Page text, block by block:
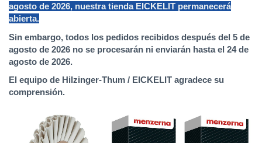
agosto de 2026, nuestra tienda EICKELIT permanecerá
abierta.
Sin embargo, todos los pedidos recibidos después del 5 de
agosto de 2026 no se procesarán ni enviarán hasta el 24 de
agosto de 2026.
El equipo de Hilzinger-Thum / EICKELIT agradece su
comprensión.